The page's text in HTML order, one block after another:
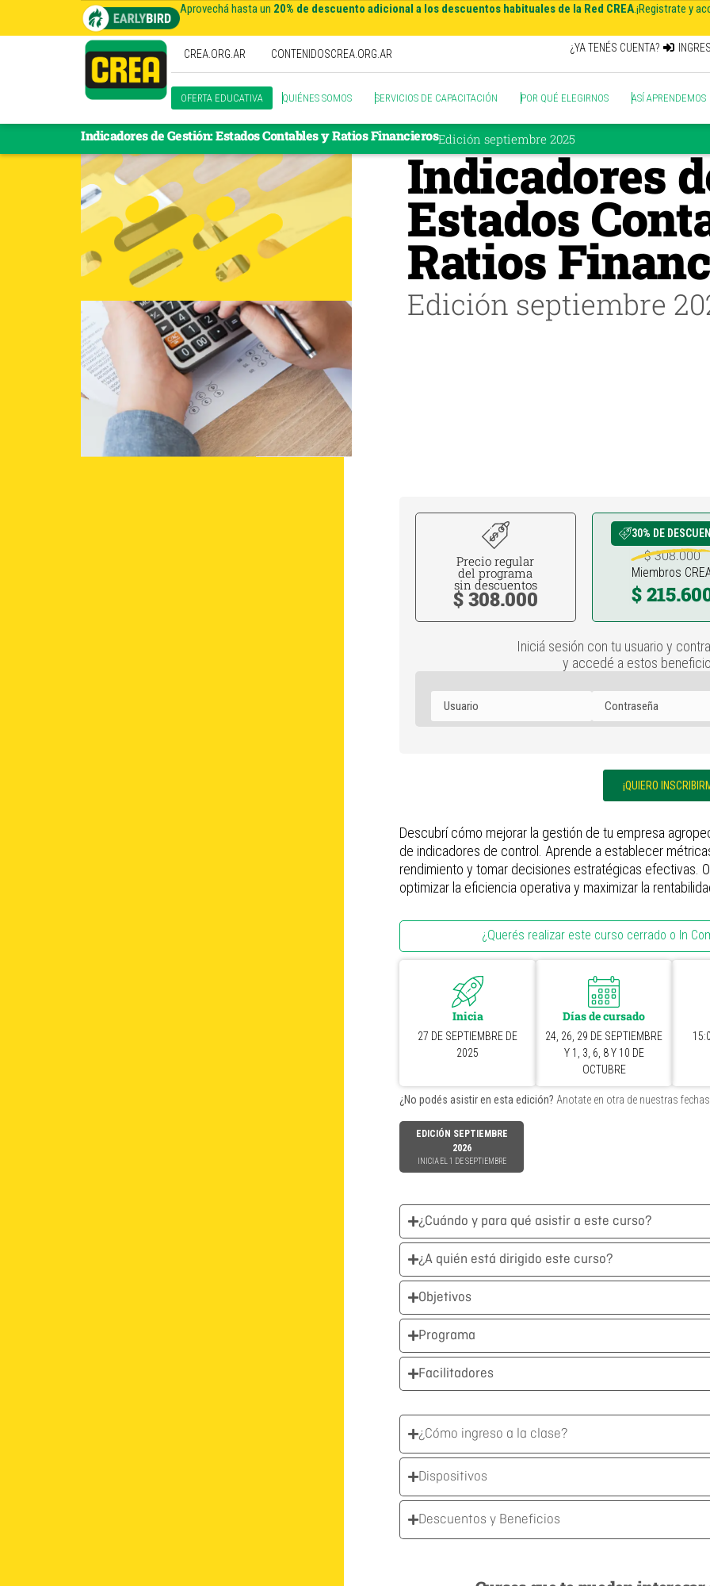
Aprovechá hasta un 20% de descuento adicional a los descuentos habituales de la Red CREA.¡Registrate y
CREA.ORG.AR CONTENIDOSCREA.ORG.AR ¿YA TENÉS CUENTA?
OFERTA EDUCATIVA QUIÉNES SOMOS SERVICIOS DE CAPACITACIÓN POR QUÉ ELEGIRNOS ASÍ APRENDEMOS
Indicadores de Gestión: Estados Contables y Ratios FinancierosEdición septiembre 2025
FINANZAS
Indicadores
Estados
Ratios
Edición septiembre
Precio regular
del programa
sin descuentos
$ 308.000
30% DE
$ 308.000
Miembros
$
Iniciá sesión con tu usuario y
y accedé a estos
¡QUIERO
Descubrí cómo mejorar la gestión de tu empresa
de indicadores de control. Aprende a establecer
rendimiento y tomar decisiones estratégicas efectivas.
optimizar la eficiencia operativa y maximizar la
¿Querés realizar este curso cerrado o In
Inicia
27 DE SEPTIEMBRE DE
2025
Días de cursado
24, 26, 29 DE SEPTIEMBRE
Y 1, 3, 6, 8 Y 10 DE
OCTUBRE
¿No podés asistir en esta edición? Anotate en otra de nuestras
EDICIÓN SEPTIEMBRE
2026
INICIA EL 1 DE SEPTIEMBRE
¿Cuándo y para qué asistir a este curso?
¿A quién está dirigido este curso?
Objetivos
Programa
Facilitadores
¿Cómo ingreso a la clase?
Dispositivos
Descuentos y Beneficios